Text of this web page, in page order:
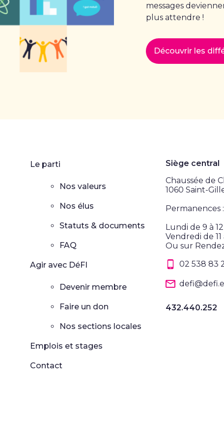
messages
plus attendre !
Découvrir les
Le parti
Nos valeurs
Nos élus
Statuts & documents
FAQ
Agir avec DéFI
Devenir membre
Faire un don
Nos sections locales
Emplois et stages
Contact
Siège central
Chaussée de
1060 Saint-
Permanences :
Lundi de 9 à
Vendredi de 11
Ou sur
02 538 83
432.440.252